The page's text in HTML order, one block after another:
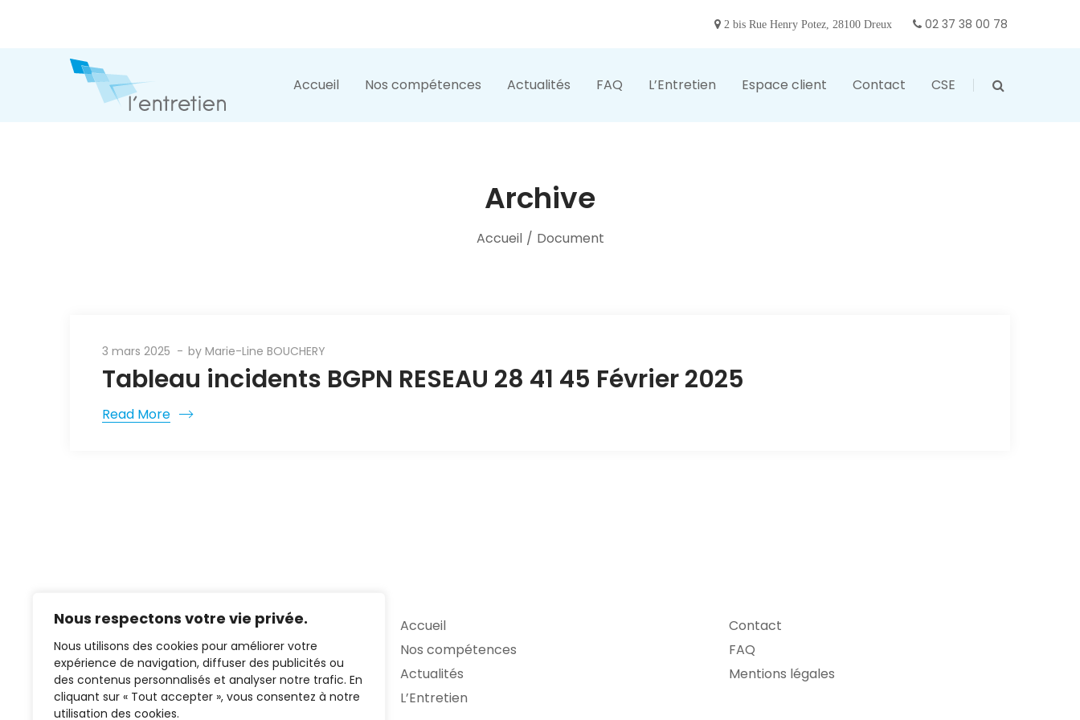
Nous respectons votre vie privée.
Nous utilisons des cookies pour améliorer votre
expérience de navigation, diffuser des publicités ou
des contenus personnalisés et analyser notre trafic. En
cliquant sur « Tout accepter », vous consentez à notre
utilisation des cookies.
2 bis Rue Henry Potez, 28100 Dreux 02 37 38 00 78
Accueil Nos compétences Actualités FAQ L’Entretien Espace client Contact CSE
Archive
Accueil / Document
3 mars 2025 by Marie-Line BOUCHERY
Tableau incidents BGPN RESEAU 28 41 45 Février 2025
Read More
02 37 38 00 78
Accueil
Nos compétences
Actualités
L’Entretien
Contact
FAQ
Mentions légales